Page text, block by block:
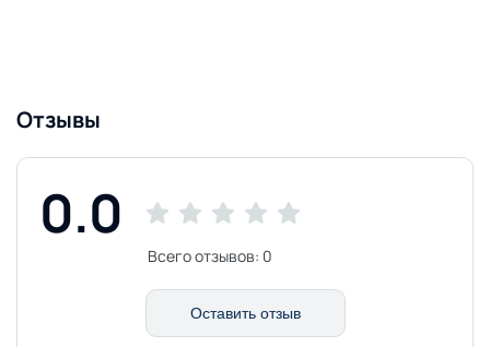
Отзывы
0.0
Всего отзывов: 0
Оставить отзыв